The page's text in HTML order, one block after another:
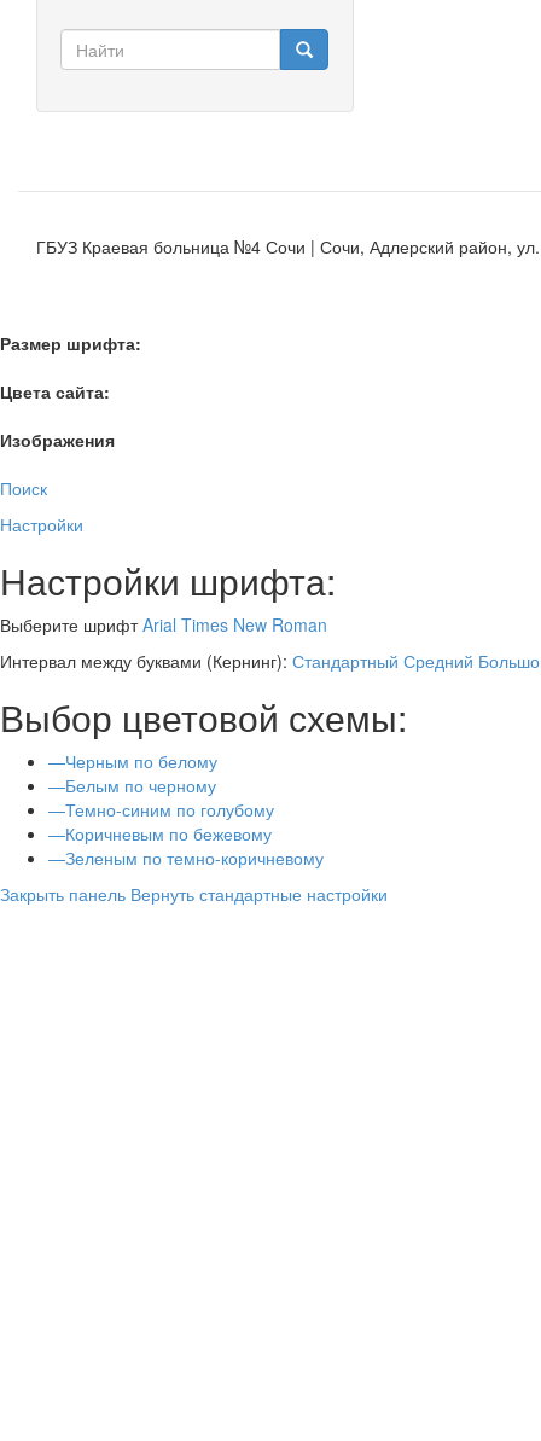
Форма
ГБУЗ Краевая больница №4 Сочи | Сочи, Адлерский район,
Размер шрифта:
Цвета сайта:
Изображения
Поиск
Настройки
Настройки шрифта:
Выберите шрифтArial Times New Roman
Интервал между буквами (Кернинг): Стандартный Средний
Выбор цветовой схемы:
—Черным по белому
—Белым по черному
—Темно-синим по голубому
—Коричневым по бежевому
—Зеленым по темно-коричневому
Закрыть панель Вернуть стандартные настройки